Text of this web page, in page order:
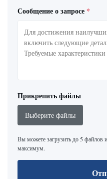
Сообщение о запросе *
Прикрепить файлы
Выберите файлы
Вы можете загрузить до 5
максимум.